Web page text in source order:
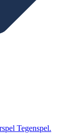
Tegenspel.